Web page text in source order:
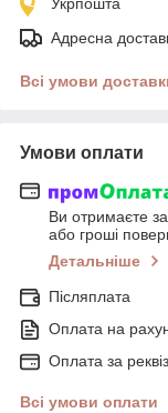
Адресна
Всі умови
Умови оплати
Ви отримаєте
або гроші
Детальніше
Післяплата
Оплата на
Оплата за
Всі умови оплати